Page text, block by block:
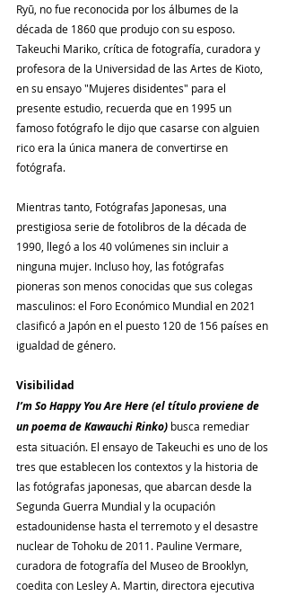
Ryū, no fue reconocida por los álbumes de la
década de 1860 que produjo con su esposo.
Takeuchi Mariko, crítica de fotografía, curadora y
profesora de la Universidad de las Artes de Kioto,
en su ensayo "Mujeres disidentes" para el
presente estudio, recuerda que en 1995 un
famoso fotógrafo le dijo que casarse con alguien
rico era la única manera de convertirse en
fotógrafa.
Mientras tanto, Fotógrafas Japonesas, una
prestigiosa serie de fotolibros de la década de
1990, llegó a los 40 volúmenes sin incluir a
ninguna mujer. Incluso hoy, las fotógrafas
pioneras son menos conocidas que sus colegas
masculinos: el Foro Económico Mundial en 2021
clasificó a Japón en el puesto 120 de 156 países en
igualdad de género.
Visibilidad
I’m So Happy You Are Here (el título proviene de
un poema de Kawauchi Rinko) busca remediar
esta situación. El ensayo de Takeuchi es uno de los
tres que establecen los contextos y la historia de
las fotógrafas japonesas, que abarcan desde la
Segunda Guerra Mundial y la ocupación
estadounidense hasta el terremoto y el desastre
nuclear de Tohoku de 2011. Pauline Vermare,
curadora de fotografía del Museo de Brooklyn,
coedita con Lesley A. Martin, directora ejecutiva